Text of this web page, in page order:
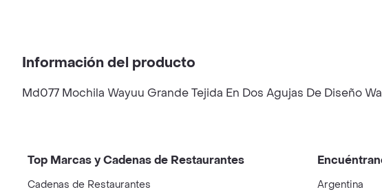
Información del producto
Md077 Mochila Wayuu Grande Tejida En Dos Agujas De Diseño
Top Marcas y Cadenas de Restaurantes
Cadenas de Restaurantes
Argentina